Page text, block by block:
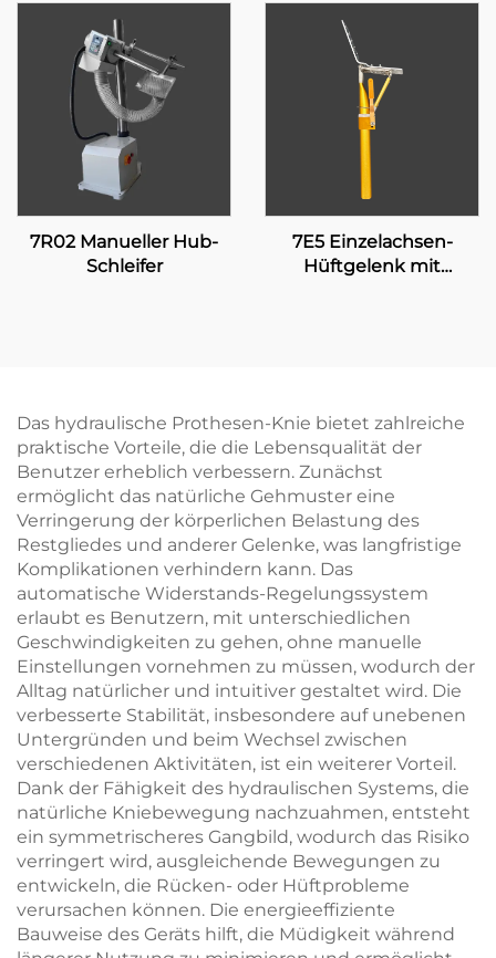
7R02 Manueller Hub-
Schleifer
7E5 Einzelachsen-
Hüftgelenk mit
Das hydraulische Prothesen-Knie bietet zahlreiche
praktische Vorteile, die die Lebensqualität der
Benutzer erheblich verbessern. Zunächst
ermöglicht das natürliche Gehmuster eine
Verringerung der körperlichen Belastung des
Restgliedes und anderer Gelenke, was langfristige
Komplikationen verhindern kann. Das
automatische Widerstands-Regelungssystem
erlaubt es Benutzern, mit unterschiedlichen
Geschwindigkeiten zu gehen, ohne manuelle
Einstellungen vornehmen zu müssen, wodurch der
Alltag natürlicher und intuitiver gestaltet wird. Die
verbesserte Stabilität, insbesondere auf unebenen
Untergründen und beim Wechsel zwischen
verschiedenen Aktivitäten, ist ein weiterer Vorteil.
Dank der Fähigkeit des hydraulischen Systems, die
natürliche Kniebewegung nachzuahmen, entsteht
ein symmetrischeres Gangbild, wodurch das Risiko
verringert wird, ausgleichende Bewegungen zu
entwickeln, die Rücken- oder Hüftprobleme
verursachen können. Die energieeffiziente
Bauweise des Geräts hilft, die Müdigkeit während